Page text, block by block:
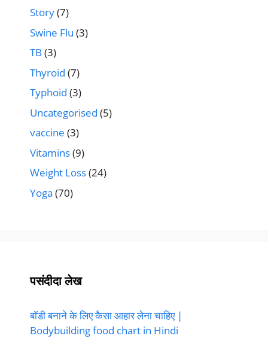
Story(7)
Swine Flu (3)
TB (3)
Thyroid (7)
Typhoid (3)
Uncategorised (5)
vaccine (3)
Vitamins(9)
Weight Loss(24)
Yoga (70)
पसंदीदा लेख
बॉडी बनाने के लिए कैसा आहार लेना चाहिए |
Bodybuilding food chart in Hindi